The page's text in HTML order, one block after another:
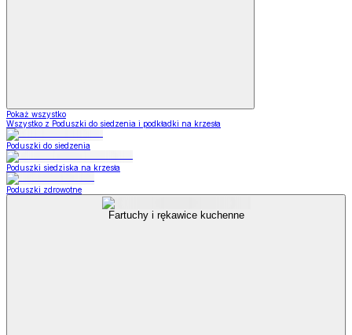
Pokaż wszystko
Wszystko z Poduszki do siedzenia i podkładki na krzesła
Poduszki do siedzenia
Poduszki siedziska na krzesła
Poduszki zdrowotne
Fartuchy i rękawice kuchenne